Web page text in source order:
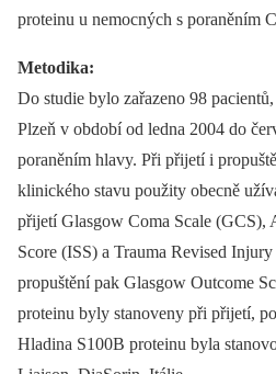
proteinu u nemocných s poraněním
Metodika:
Do studie bylo zařazeno 98
Plzeň v období od ledna 2004 do
poraněním hlavy. Při přijetí i
klinického stavu použity obecně
přijetí Glasgow Coma Scale
Score (ISS) a Trauma Revised
propuštění pak Glasgow Outcome
proteinu byly stanoveny při přijetí,
Hladina S100B proteinu byla